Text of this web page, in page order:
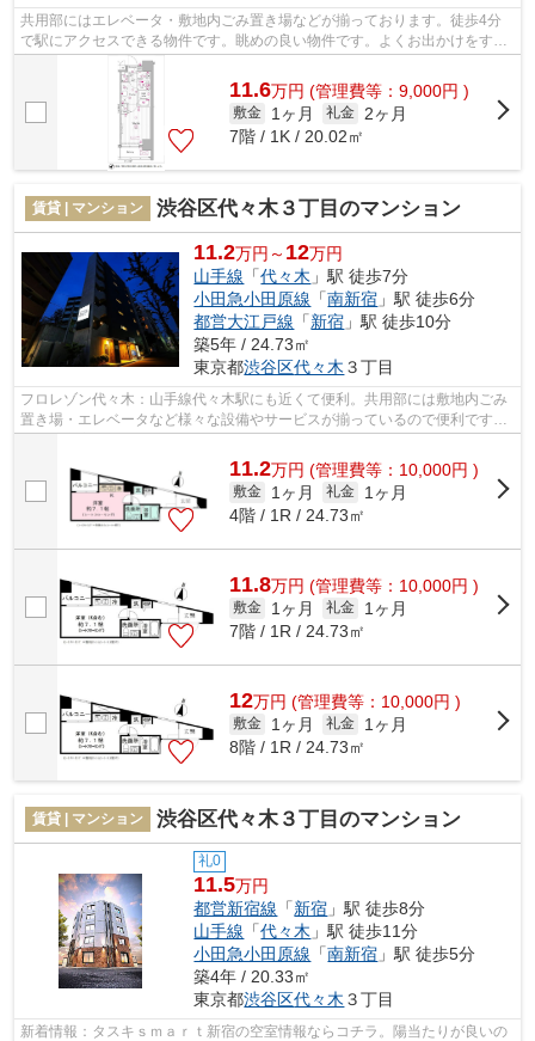
共用部にはエレベータ・敷地内ごみ置き場などが揃っております。徒歩4分
で駅にアクセスできる物件です。眺めの良い物件です。よくお出かけをする
方にも便利な、2駅利用可能な物件です...
11.6万円 (管理費等：9,000円 )
敷金 1ヶ月 礼金
2ヶ月
7階 / 1K / 20.02㎡
賃貸 | マンション 渋谷区代々木３丁目のマンション
11.2万円～ 12万円
山手線 「代々木 」駅 徒歩7分
小田急小田原線 「南新宿 」駅 徒歩6分
都営大江戸線 「新宿 」駅 徒歩10分
築5年 / 24.73㎡
東京都渋谷区代々木 ３丁目
フロレゾン代々木：山手線代々木駅にも近くて便利。共用部には敷地内ごみ
置き場・エレベータなど様々な設備やサービスが揃っているので便利です。
11.2万円 (管理費等：10,000円 )
敷金 1ヶ月 礼金
1ヶ月
4階 / 1R / 24.73㎡
11.8万円 (管理費等：10,000円 )
敷金 1ヶ月 礼金
1ヶ月
7階 / 1R / 24.73㎡
12万円 (管理費等：10,000円 )
敷金 1ヶ月 礼金
1ヶ月
8階 / 1R / 24.73㎡
賃貸 | マンション 渋谷区代々木３丁目のマンション
礼0
11.5万円
都営新宿線 「新宿 」駅 徒歩8分
山手線 「代々木 」駅 徒歩11分
小田急小田原線 「南新宿 」駅 徒歩5分
築4年 / 20.33㎡
東京都渋谷区代々木 ３丁目
新着情報：タスキｓｍａｒｔ新宿の空室情報ならコチラ。陽当たりが良いの